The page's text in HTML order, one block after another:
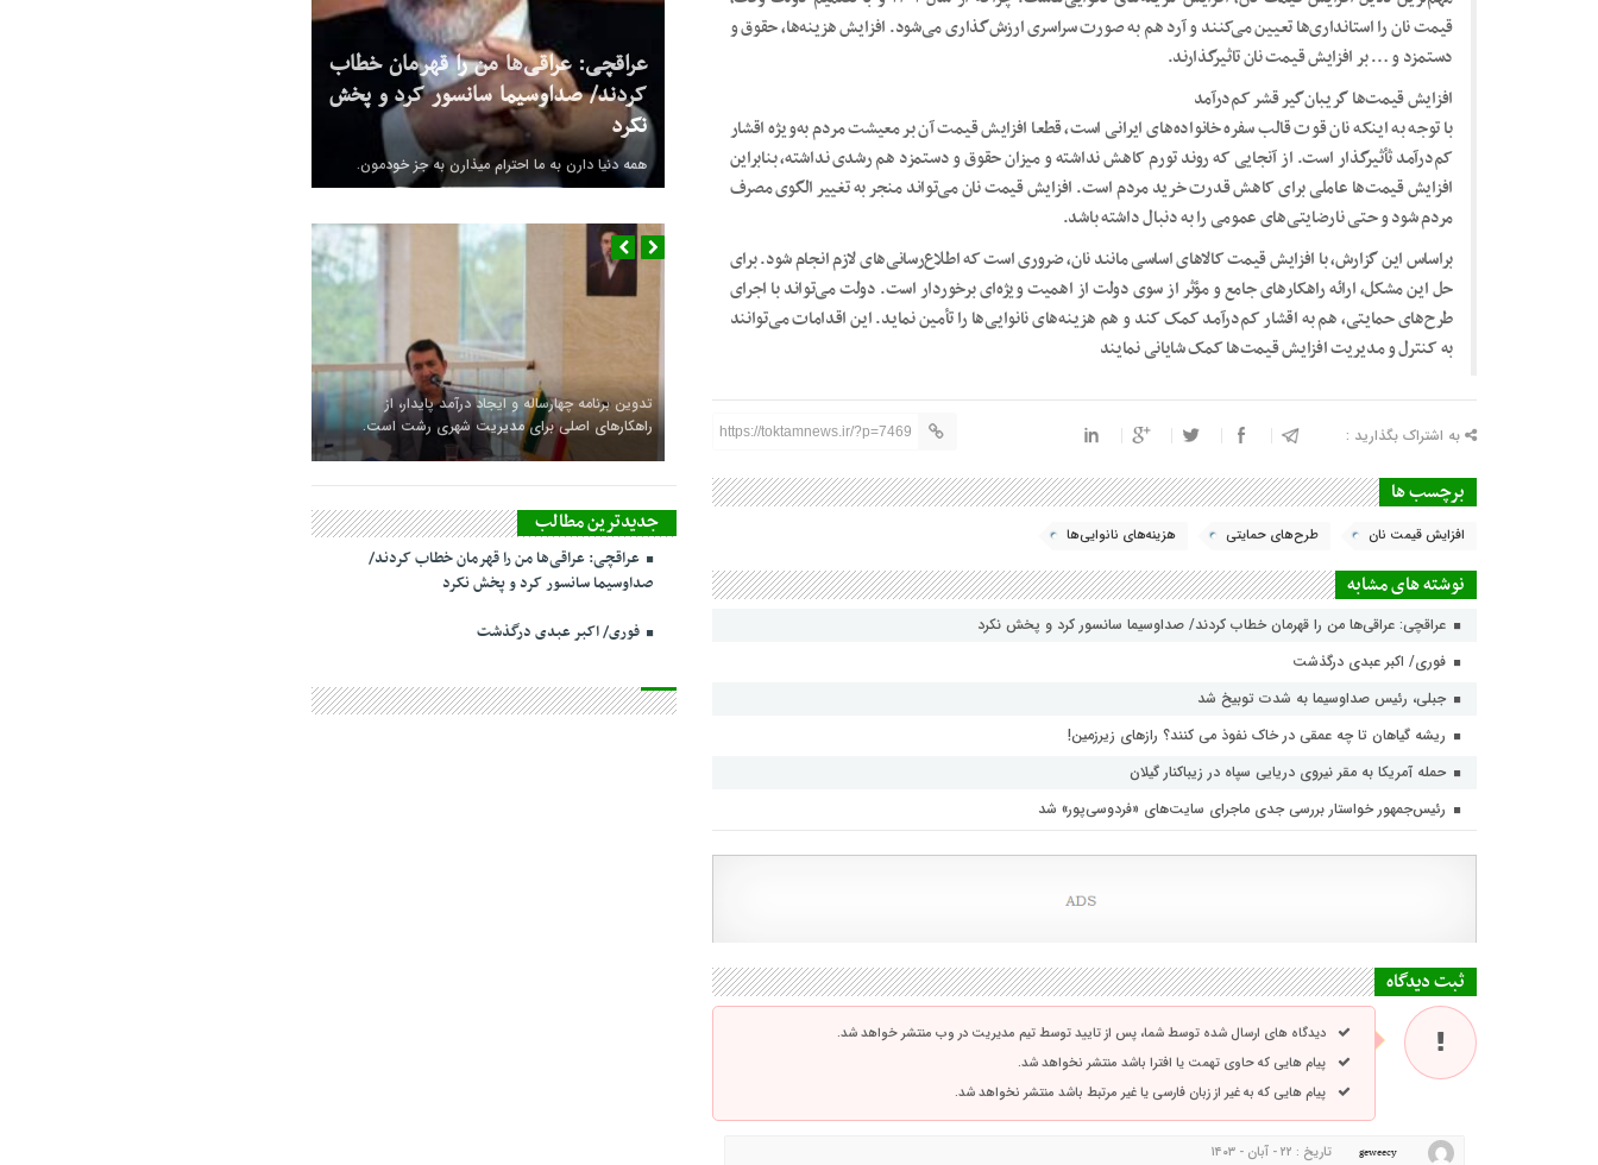
قیمت نان را استانداری‌ها تعیین می‌کنند و آرد هم به صورت سراسری ارزش‌گذاری می‌شود. افزایش هزینه‌ها، حقوق و
دستمزد و … بر افزایش قیمت نان تاثیر‌گذار‌ند.
افزایش قیمت‌ها گریبان‌گیر قشر کم‌درآمد
با توجه به اینکه نان قوت قالب سفره خانواده‌های ایرانی است، قطعا افزایش قیمت آن بر معیشت مردم به‌ویژه اقشار
کم‌درآمد ثأثیر‌گذار است. از آنجایی که روند تورم کاهش نداشته و میزان حقوق و دستمزد هم رشدی نداشته، بنابراین
افزایش قیمت‌ها عاملی برای کاهش قدرت خرید مردم است. افزایش قیمت نان می‌تواند منجر به تغییر الگوی مصرف
مردم شود و حتی نارضایتی‌های عمومی را به دنبال داشته باشد.
براساس این گزارش، با افزایش قیمت کالاهای اساسی مانند نان، ضروری است که اطلاع‌رسانی‌های لازم انجام شود. برای
حل این مشکل، ارائه راهکارهای جامع و مؤثر از سوی دولت از اهمیت ویژه‌ای برخوردار است. دولت می‌تواند با اجرای
طرح‌های حمایتی، هم به اقشار کم‌درآمد کمک کند و هم هزینه‌های نانوایی‌ها را تأمین نماید. این اقدامات می‌توانند
به کنترل و مدیریت افزایش قیمت‌ها کمک شایانی نمایند
به اشتراک بگذارید : https://toktamnews.ir/?p=7469
برچسب ها
افزایش قیمت نان طرح‌های حمایتی هزینه‌های نانوایی‌ها
نوشته های مشابه
عراقچی: عراقی‌ها من را قهرمان خطاب کردند/ صداوسیما سانسور کرد و پخش نکرد
فوری/ اکبر عبدی درگذشت
جبلی، رئیس صداوسیما به شدت توبیخ شد
ریشه گیاهان تا چه عمقی در خاک نفوذ می کنند؟ رازهای زیرزمین!
حمله آمریکا به مقر نیروی دریایی سپاه در زیباکنار گیلان
رئیس‌جمهور خواستار بررسی جدی ماجرای سایت‌های «فردوسی‌پور» شد
ثبت دیدگاه
دیدگاه های ارسال شده توسط شما، پس از تایید توسط تیم مدیریت در وب منتشر خواهد شد.
پیام هایی که حاوی تهمت یا افترا باشد منتشر نخواهد شد.
پیام هایی که به غیر از زبان فارسی یا غیر مرتبط باشد منتشر نخواهد شد.
geweecy
تاریخ : ۲۲ - آبان - ۱۴۰۳
عراقچی: عراقی‌ها من را قهرمان خطاب
کردند/ صداوسیما سانسور کرد و پخش
نکرد
همه دنیا دارن به ما احترام میذارن به جز خودمون.
تدوین برنامه چهارساله و ایجاد درآمد پایدار، از
راهکارهای اصلی برای مدیریت شهری رشت است.
جدیدترین مطالب
عراقچی: عراقی‌ها من را قهرمان خطاب کردند/
صداوسیما سانسور کرد و پخش نکرد
فوری/ اکبر عبدی درگذشت